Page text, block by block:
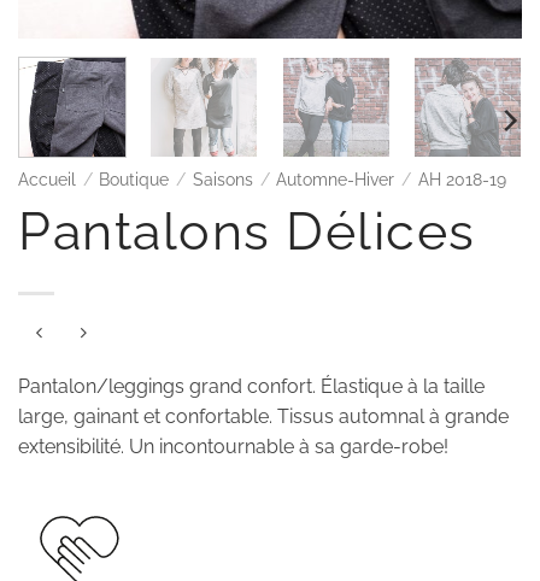
Accueil / Boutique / Saisons / Automne-Hiver / AH 2018-19
Pantalons Délices
Pantalon/leggings grand confort. Élastique à la taille
large, gainant et confortable. Tissus automnal à grande
extensibilité. Un incontournable à sa garde-robe!